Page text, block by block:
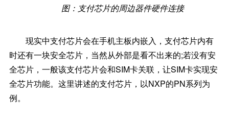
图：支付芯片的周边器件硬件连接
现实中支付芯片会在手机主板内嵌入，支付芯片内有
时还有一块安全芯片，当然从外部是看不出来的;若没有安
全芯片，一般该支付芯片会和SIM卡关联，让SIM卡实现安
全芯片功能。这里讲述的支付芯片，以NXP的PN系列为
例。